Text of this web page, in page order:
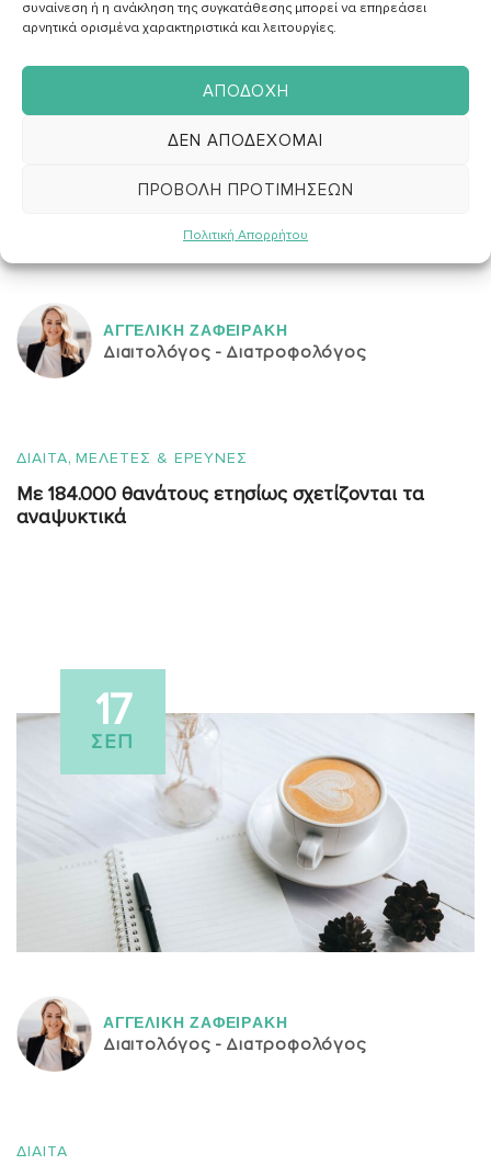
συναίνεση ή η ανάκληση της συγκατάθεσης μπορεί να επηρεάσει
αρνητικά ορισμένα χαρακτηριστικά και λειτουργίες.
ΑΠΟΔΟΧΉ
ΔΕΝ ΑΠΟΔΈΧΟΜΑΙ
ΠΡΟΒΟΛΉ ΠΡΟΤΙΜΉΣΕΩΝ
Πολιτική Απορρήτου
ΑΓΓΕΛΙΚH ΖΑΦΕΙΡAΚΗ
Διαιτολόγος - Διατροφολόγος
08
ΔΙΑΙΤΑ, ΜΕΛΕΤΕΣ & ΕΡΕΥΝΕΣ
Με 184.000 θανάτους ετησίως σχετίζονται τα
αναψυκτικά
ΑΓΓΕΛΙΚH ΖΑΦΕΙΡAΚΗ
Διαιτολόγος - Διατροφολόγος
17
ΣΕΠ
ΔΙΑΙΤΑ